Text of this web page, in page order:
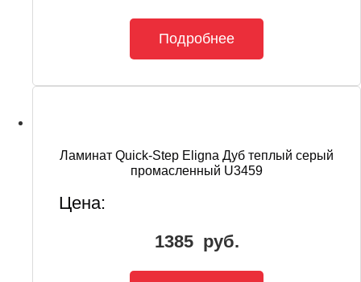
Подробнее
Ламинат Quick-Step Eligna Дуб теплый серый
промасленный U3459
Цена:
1385 руб.